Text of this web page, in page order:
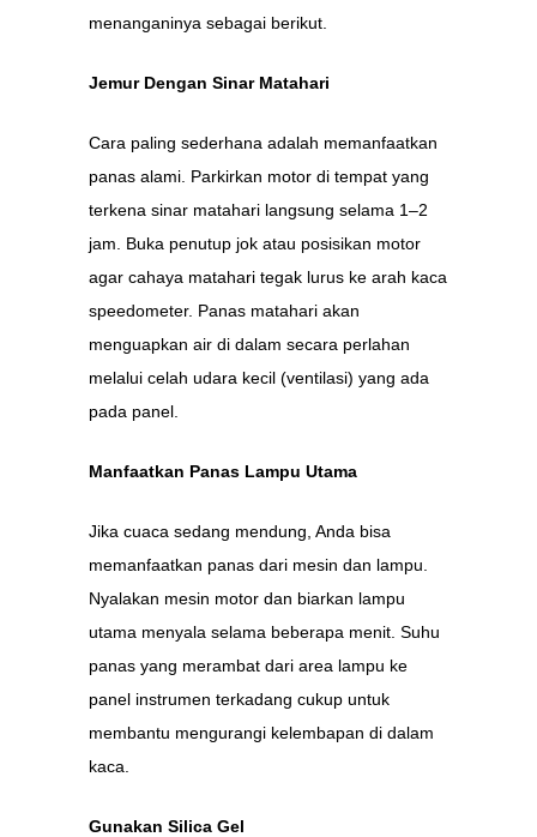
menanganinya sebagai berikut.
Jemur Dengan Sinar Matahari
Cara paling sederhana adalah memanfaatkan
panas alami. Parkirkan motor di tempat yang
terkena sinar matahari langsung selama 1–2
jam. Buka penutup jok atau posisikan motor
agar cahaya matahari tegak lurus ke arah kaca
speedometer. Panas matahari akan
menguapkan air di dalam secara perlahan
melalui celah udara kecil (ventilasi) yang ada
pada panel.
Manfaatkan Panas Lampu Utama
Jika cuaca sedang mendung, Anda bisa
memanfaatkan panas dari mesin dan lampu.
Nyalakan mesin motor dan biarkan lampu
utama menyala selama beberapa menit. Suhu
panas yang merambat dari area lampu ke
panel instrumen terkadang cukup untuk
membantu mengurangi kelembapan di dalam
kaca.
Gunakan Silica Gel